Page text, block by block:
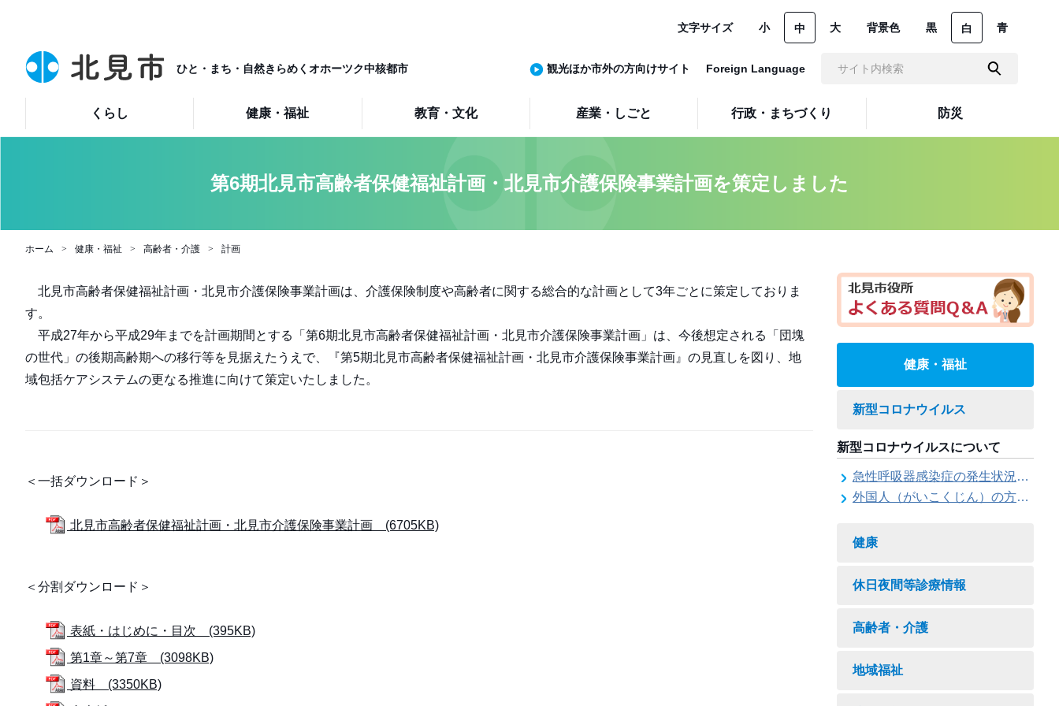
ひと・まち・自然きらめくオホーツク中核都市
くらし 健康・福祉 教育・文化 産業・しごと 行政・まちづくり 防災
文字サイズ 小 中 大 背景色 黒 白 青
観光ほか市外の方向けサイト Foreign Language
第6期北見市高齢者保健福祉計画・北見市介護保険事業計画を策定しました
ホーム 健康・福祉 高齢者・介護 計画
北見市高齢者保健福祉計画・北見市介護保険事業計画は、介護保険制度や高齢者に関する総合的な計画として3年ごとに策定しておりま
す。
平成27年から平成29年までを計画期間とする「第6期北見市高齢者保健福祉計画・北見市介護保険事業計画」は、今後想定される「団塊
の世代」の後期高齢期への移行等を見据えたうえで、『第5期北見市高齢者保健福祉計画・北見市介護保険事業計画』の見直しを図り、地
域包括ケアシステムの更なる推進に向けて策定いたしました。
＜一括ダウンロード＞
北見市高齢者保健福祉計画・北見市介護保険事業計画 (6705KB)
＜分割ダウンロード＞
表紙・はじめに・目次 (395KB)
第1章～第7章 (3098KB)
資料 (3350KB)
健康・福祉
新型コロナウイルス
新型コロナウイルスについて
急性呼吸器感染症の発生状況について
外国人（がいこくじん）の方（かた）への情報（じょうほう）
健康
休日夜間等診療情報
高齢者・介護
地域福祉